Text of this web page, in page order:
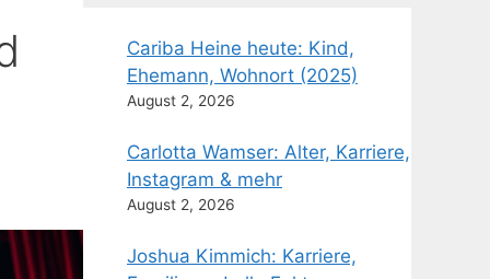
Cariba Heine heute: Kind,
Ehemann, Wohnort (2025)
August 2, 2026
Carlotta Wamser: Alter, Karriere,
Instagram & mehr
August 2, 2026
Joshua Kimmich: Karriere,